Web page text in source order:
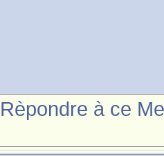
Rèpondre à ce